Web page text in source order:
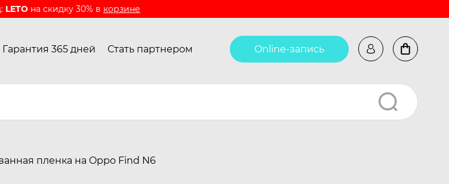
LETO на скидку 30% в корзине
Гарантия 365 дней Стать партнером Online-запись
пленка на Oppo Find N6